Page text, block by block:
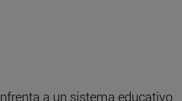
a un sistema educativo